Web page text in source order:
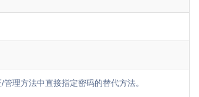
理方法中直接指定密码的替代方法。